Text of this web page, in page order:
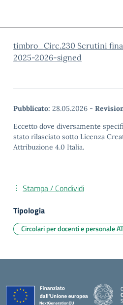
timbro_Circ.230 Scrutini
2025-2026-signed
Pubblicato: 28.05.2026 -
Eccetto dove diversamente
stato rilasciato sotto Licenza
Attribuzione 4.0 Italia.
Stampa / Condividi
Tipologia
Circolari per docenti e personale